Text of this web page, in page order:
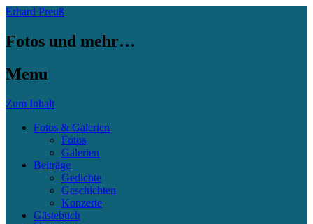
Erhard Preuß
Fotos und mehr…
Menu
Zum Inhalt
Fotos & Galerien
Fotos
Galerien
Beiträge
Gedichte
Geschichten
Konzerte
Gästebuch